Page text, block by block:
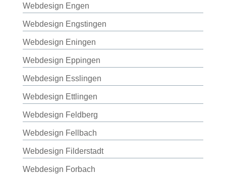
Webdesign Engen
Webdesign Engstingen
Webdesign Eningen
Webdesign Eppingen
Webdesign Esslingen
Webdesign Ettlingen
Webdesign Feldberg
Webdesign Fellbach
Webdesign Filderstadt
Webdesign Forbach